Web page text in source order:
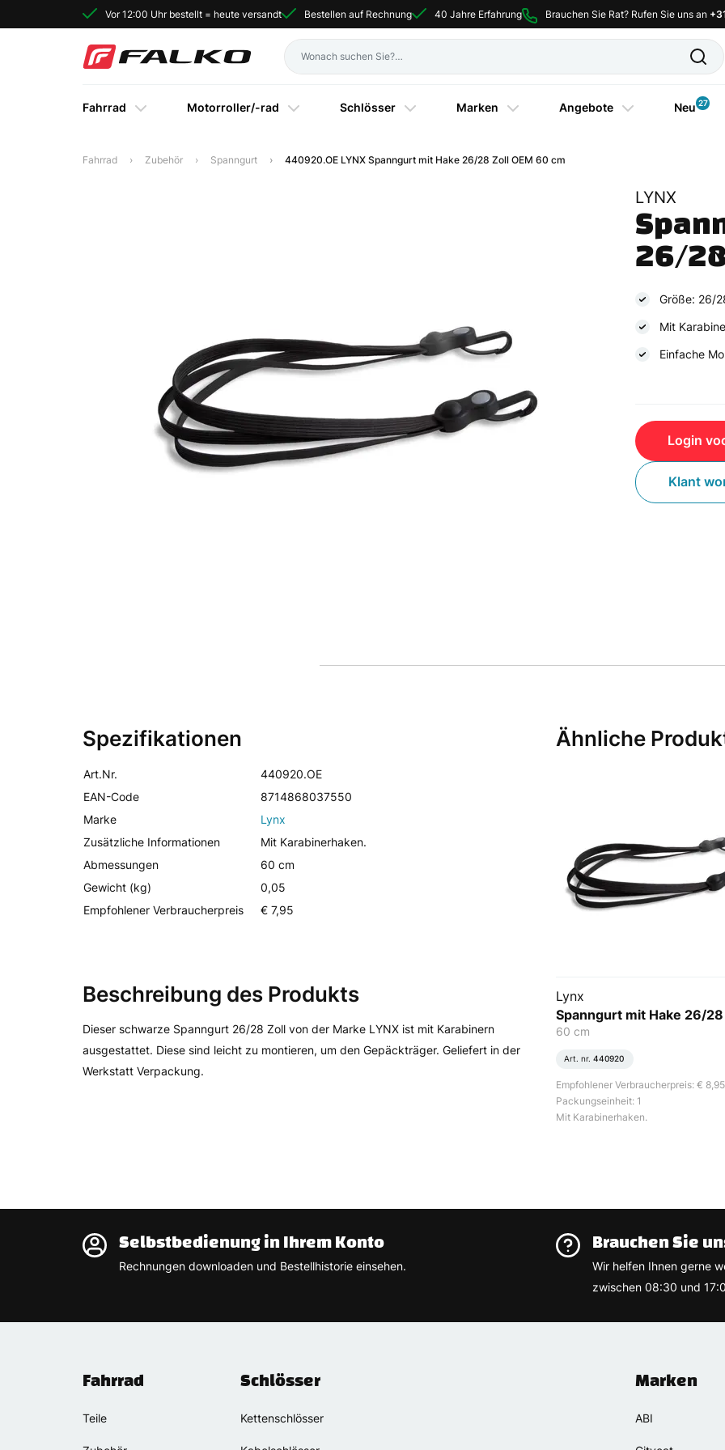
Vor 12:00 Uhr bestellt = heute versandt Bestellen auf Rechnung 40 Jahre Erfahrung Brauchen Sie Rat? Rufen Sie uns an
Fahrrad Motorroller/-rad Schlösser Marken Angebote Neu 27
Fahrrad Zubehör Spanngurt 440920.OE LYNX Spanngurt mit Hake 26/28 Zoll OEM 60 cm
LYNX
26/
Größe: 26/
Mit
Einfache
Login
Klant
Spezifikationen
Art.Nr.
440920.OE
EAN-Code
8714868037550
Marke
Lynx
Zusätzliche Informationen
Mit Karabinerhaken.
Abmessungen
60 cm
Gewicht (kg)
0,05
Empfohlener Verbraucherpreis
€ 7,95
Beschreibung des Produkts
Dieser schwarze Spanngurt 26/28 Zoll von der Marke LYNX ist mit Karabinern
ausgestattet. Diese sind leicht zu montieren, um den Gepäckträger. Geliefert in der
Werkstatt Verpackung.
Ähnliche
Lynx
Spanngurt mit Hake 26/
60 cm
Art. nr. 440920
Empfohlener Verbraucherpreis: € 8,95
Packungseinheit: 1
Mit Karabinerhaken.
Selbstbedienung in Ihrem Konto
Rechnungen downloaden und Bestellhistorie einsehen.
Brauchen Sie
Wir helfen Ihnen gerne
zwischen 08:30 und
Fahrrad
Teile
Schlösser
Kettenschlösser
Marken
ABI